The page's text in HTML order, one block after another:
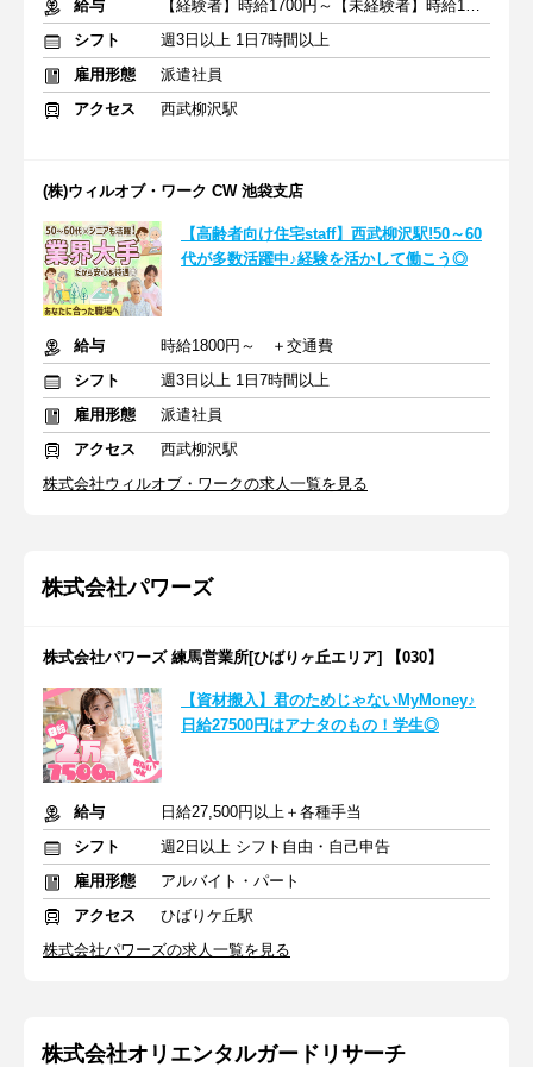
給与
【経験者】時給1700円～【未経験者】時給1500円～ ＋交通費
シフト
週3日以上 1日7時間以上
雇用形態
派遣社員
アクセス
西武柳沢駅
(株)ウィルオブ・ワーク CW 池袋支店
【高齢者向け住宅staff】西武柳沢駅!50～60
代が多数活躍中♪経験を活かして働こう◎
給与
時給1800円～ ＋交通費
シフト
週3日以上 1日7時間以上
雇用形態
派遣社員
アクセス
西武柳沢駅
株式会社ウィルオブ・ワークの求人一覧を見る
株式会社パワーズ
株式会社パワーズ 練馬営業所[ひばりヶ丘エリア] 【030】
【資材搬入】君のためじゃないMyMoney♪
日給27500円はアナタのもの！学生◎
給与
日給27,500円以上＋各種手当
シフト
週2日以上 シフト自由・自己申告
雇用形態
アルバイト・パート
アクセス
ひばりケ丘駅
株式会社パワーズの求人一覧を見る
株式会社オリエンタルガードリサーチ